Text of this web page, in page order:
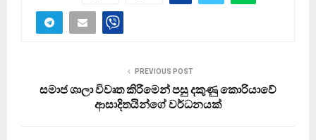
PREVIOUS POST
සමාජ ශාලා විවෘත කිරීමෙන් පසු දකුණු කොරියාවේ
ආසාදිතයින්ගේ වර්ධනයක්